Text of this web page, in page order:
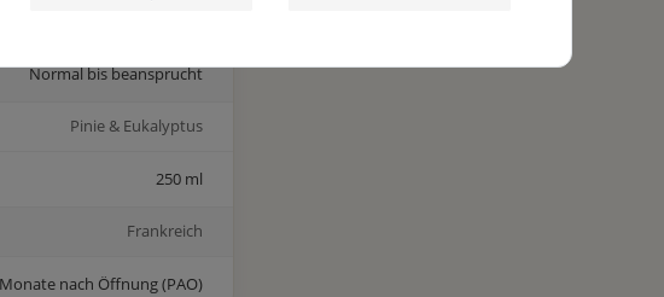
Normal bis beansprucht
Pinie & Eukalyptus
250 ml
Frankreich
nach Öffnung (PAO)